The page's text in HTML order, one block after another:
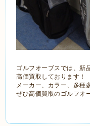
ゴルフオーブスでは、新
高価買取しております！
メーカー、カラー、多種
ぜひ高価買取のゴルフオ